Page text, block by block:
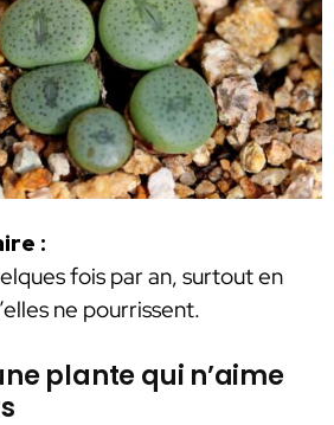
:
fois par an, surtout en
ne pourrissent.
plante qui n’aime